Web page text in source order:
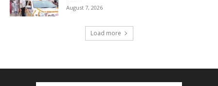
August 7, 2026
Load more